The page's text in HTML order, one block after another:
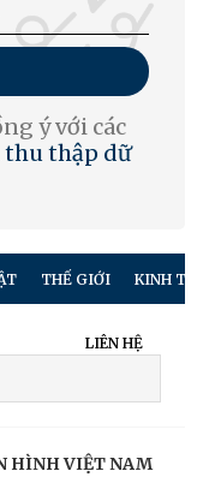
ý với các
thu thập dữ
THẾ GIỚI KINH TẾ
LIÊN HỆ
HÌNH VIỆT NAM